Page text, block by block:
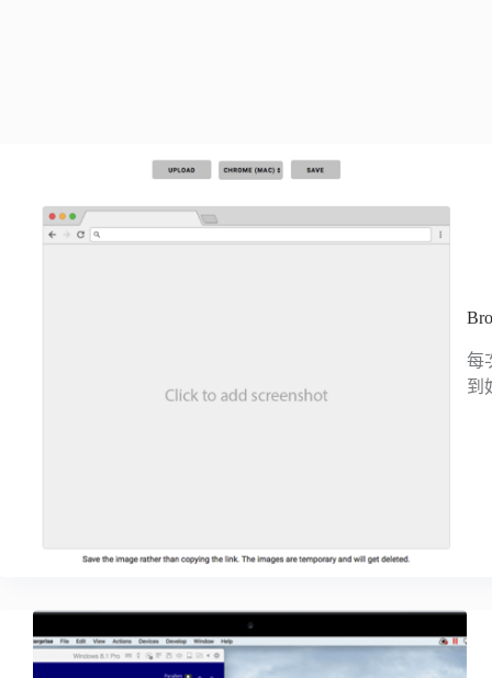
每
到